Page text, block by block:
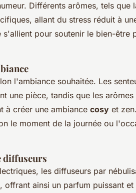
Différents arômes, tels que
allant du stress réduit à
pour soutenir le bien-être
l'ambiance souhaitée. Les
une pièce, tandis que les
à créer une ambiance cosy et
le moment de la journée ou
diffuseurs
les diffuseurs par
offrant ainsi un parfum puissant et